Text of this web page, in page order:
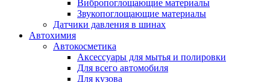
Вибропоглощающие материалы
Звукопоглощающие материалы
Датчики давления в шинах
Автохимия
Автокосметика
Аксессуары для мытья и полировки
Для всего автомобиля
Для кузова